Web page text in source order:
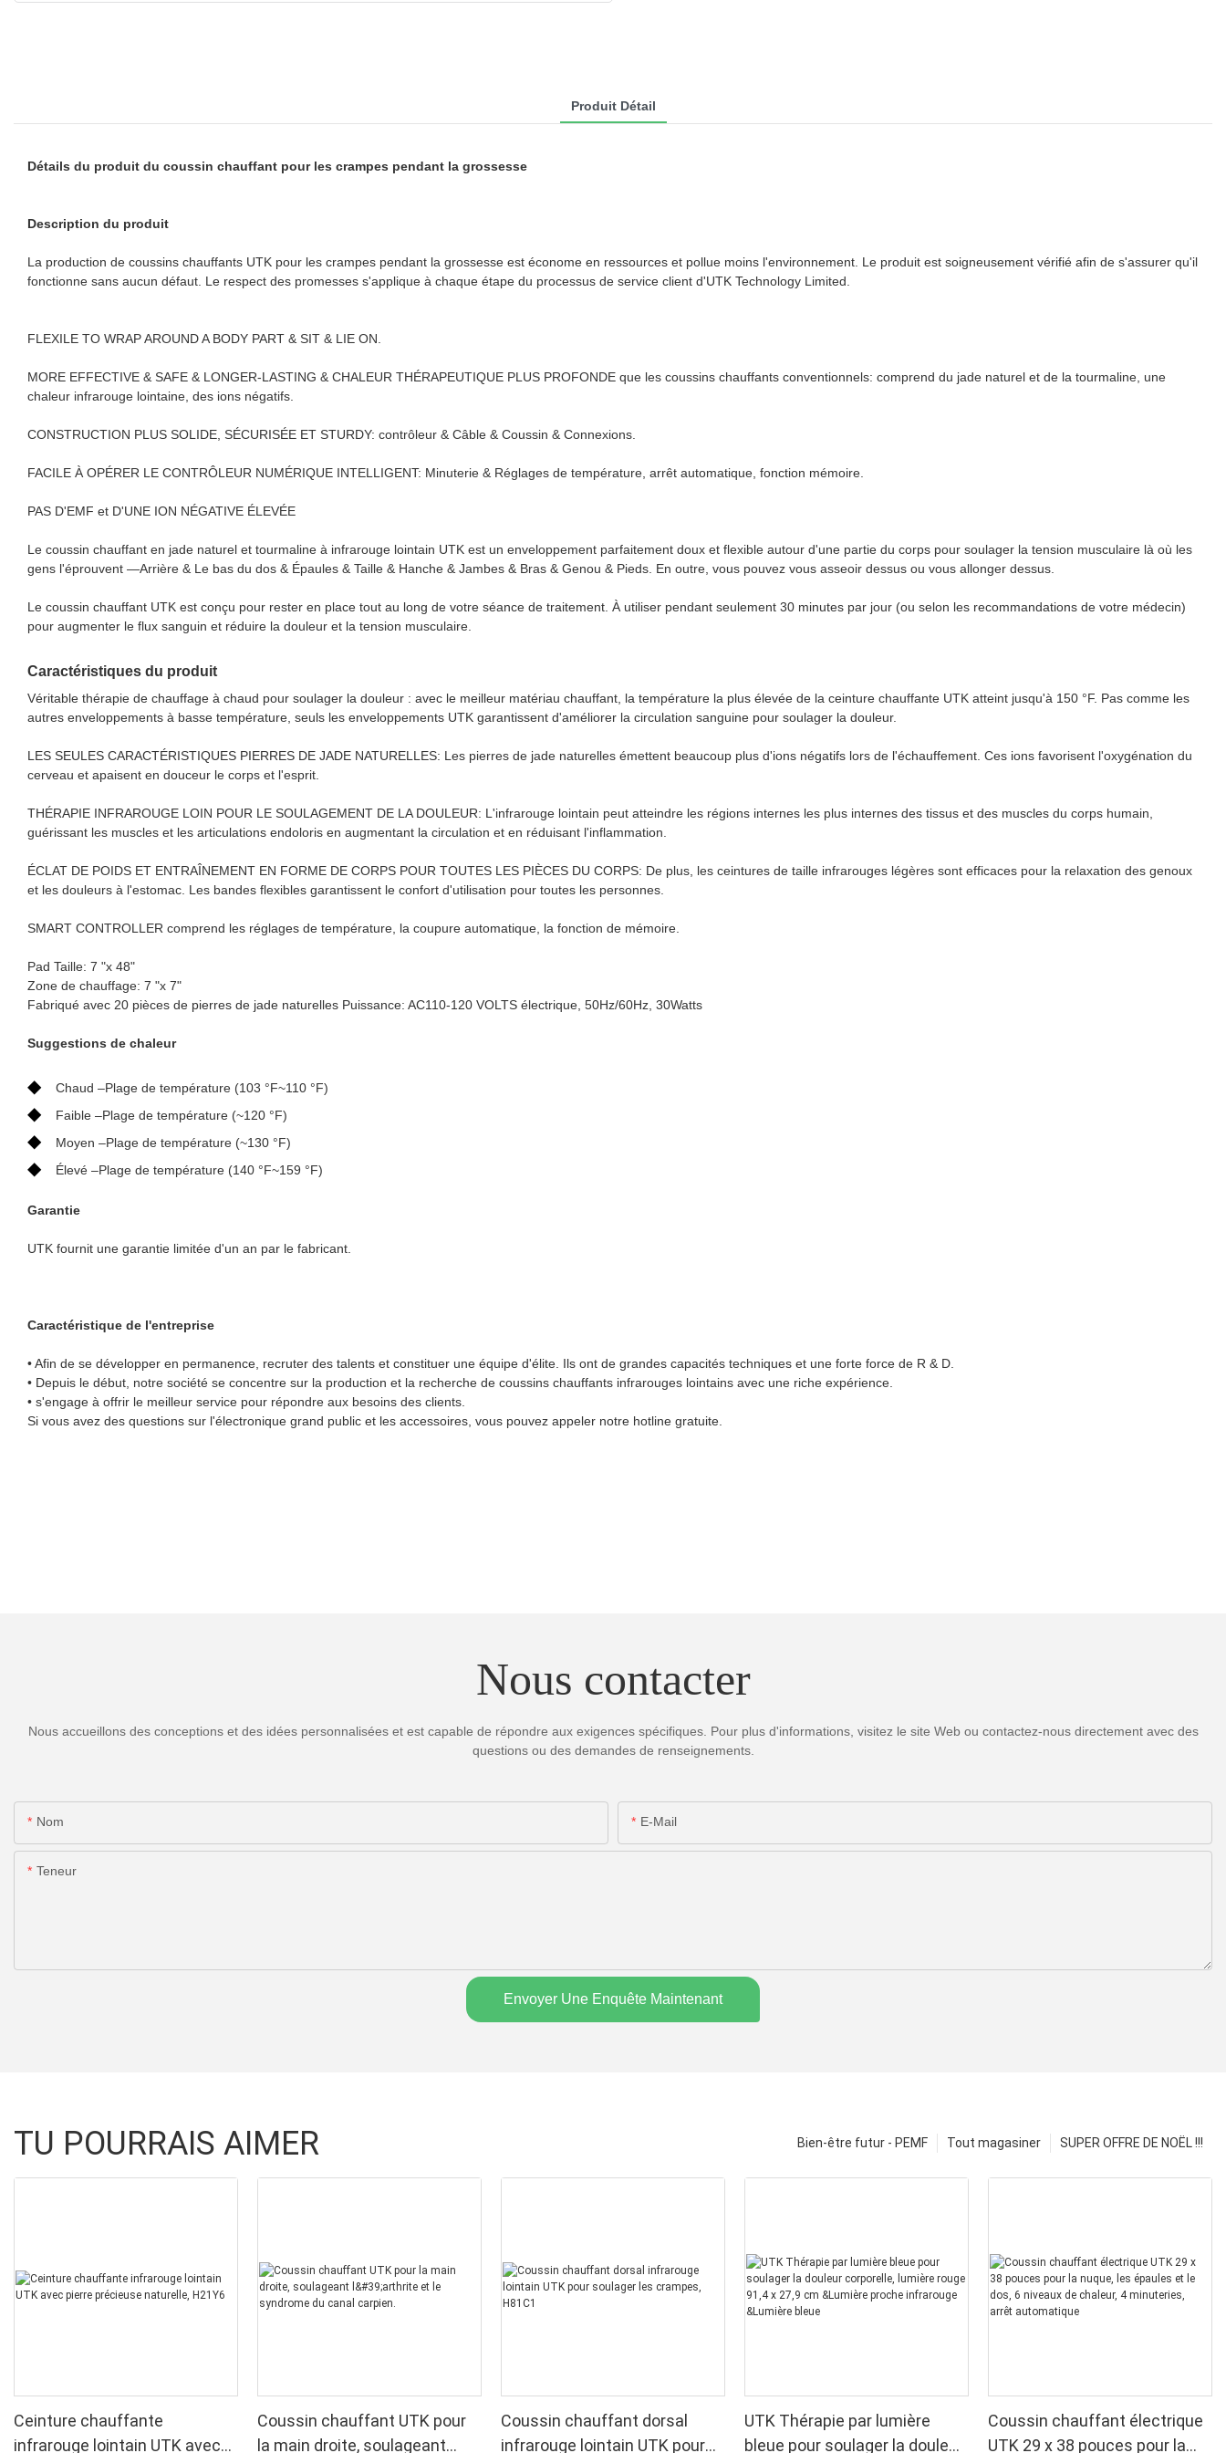
Produit Détail
Détails du produit du coussin chauffant pour les crampes pendant la grossesse
Description du produit
La production de coussins chauffants UTK pour les crampes pendant la grossesse est économe en ressources et pollue moins l'environnement. Le produit est soigneusement vérifié afin de s'assurer qu'il
fonctionne sans aucun défaut. Le respect des promesses s'applique à chaque étape du processus de service client d'UTK Technology Limited.
FLEXILE TO WRAP AROUND A BODY PART & SIT & LIE ON.
MORE EFFECTIVE & SAFE & LONGER-LASTING & CHALEUR THÉRAPEUTIQUE PLUS PROFONDE que les coussins chauffants conventionnels: comprend du jade naturel et de la tourmaline, une
chaleur infrarouge lointaine, des ions négatifs.
CONSTRUCTION PLUS SOLIDE, SÉCURISÉE ET STURDY: contrôleur & Câble & Coussin & Connexions.
FACILE À OPÉRER LE CONTRÔLEUR NUMÉRIQUE INTELLIGENT: Minuterie & Réglages de température, arrêt automatique, fonction mémoire.
PAS D'EMF et D'UNE ION NÉGATIVE ÉLEVÉE
Le coussin chauffant en jade naturel et tourmaline à infrarouge lointain UTK est un enveloppement parfaitement doux et flexible autour d'une partie du corps pour soulager la tension musculaire là où les
gens l'éprouvent —Arrière & Le bas du dos & Épaules & Taille & Hanche & Jambes & Bras & Genou & Pieds. En outre, vous pouvez vous asseoir dessus ou vous allonger dessus.
Le coussin chauffant UTK est conçu pour rester en place tout au long de votre séance de traitement. À utiliser pendant seulement 30 minutes par jour (ou selon les recommandations de votre médecin)
pour augmenter le flux sanguin et réduire la douleur et la tension musculaire.
Caractéristiques du produit
Véritable thérapie de chauffage à chaud pour soulager la douleur : avec le meilleur matériau chauffant, la température la plus élevée de la ceinture chauffante UTK atteint jusqu'à 150 °F. Pas comme les
autres enveloppements à basse température, seuls les enveloppements UTK garantissent d'améliorer la circulation sanguine pour soulager la douleur.
LES SEULES CARACTÉRISTIQUES PIERRES DE JADE NATURELLES: Les pierres de jade naturelles émettent beaucoup plus d'ions négatifs lors de l'échauffement. Ces ions favorisent l'oxygénation du
cerveau et apaisent en douceur le corps et l'esprit.
THÉRAPIE INFRAROUGE LOIN POUR LE SOULAGEMENT DE LA DOULEUR: L'infrarouge lointain peut atteindre les régions internes les plus internes des tissus et des muscles du corps humain,
guérissant les muscles et les articulations endoloris en augmentant la circulation et en réduisant l'inflammation.
ÉCLAT DE POIDS ET ENTRAÎNEMENT EN FORME DE CORPS POUR TOUTES LES PIÈCES DU CORPS: De plus, les ceintures de taille infrarouges légères sont efficaces pour la relaxation des genoux
et les douleurs à l'estomac. Les bandes flexibles garantissent le confort d'utilisation pour toutes les personnes.
SMART CONTROLLER comprend les réglages de température, la coupure automatique, la fonction de mémoire.
Pad Taille: 7 "x 48"
Zone de chauffage: 7 "x 7"
Fabriqué avec 20 pièces de pierres de jade naturelles Puissance: AC110-120 VOLTS électrique, 50Hz/60Hz, 30Watts
Suggestions de chaleur
◆ Chaud –Plage de température (103 °F~110 °F)
◆ Faible –Plage de température (~120 °F)
◆ Moyen –Plage de température (~130 °F)
◆ Élevé –Plage de température (140 °F~159 °F)
Garantie
UTK fournit une garantie limitée d'un an par le fabricant.
Caractéristique de l'entreprise
• Afin de se développer en permanence, recruter des talents et constituer une équipe d'élite. Ils ont de grandes capacités techniques et une forte force de R & D.
• Depuis le début, notre société se concentre sur la production et la recherche de coussins chauffants infrarouges lointains avec une riche expérience.
• s'engage à offrir le meilleur service pour répondre aux besoins des clients.
Si vous avez des questions sur l'électronique grand public et les accessoires, vous pouvez appeler notre hotline gratuite.
Nous contacter
Nous accueillons des conceptions et des idées personnalisées et est capable de répondre aux exigences spécifiques. Pour plus d'informations, visitez le site Web ou contactez-nous directement avec des
questions ou des demandes de renseignements.
Nom E-Mail
Teneur
Envoyer Une Enquête Maintenant
TU POURRAIS AIMER SUPER OFFRE DE NOËL !!!
Tout magasiner
Bien-être futur - PEMF
Ceinture chauffante
infrarouge lointain UTK avec
Coussin chauffant UTK pour
la main droite, soulageant
Coussin chauffant dorsal
infrarouge lointain UTK pour
UTK Thérapie par lumière
bleue pour soulager la douleur
Coussin chauffant électrique
UTK 29 x 38 pouces pour la